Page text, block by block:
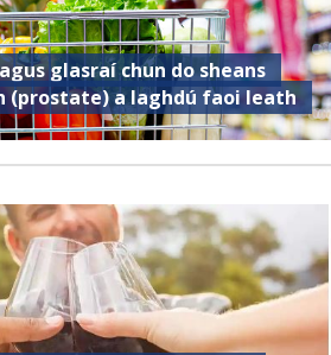
glasraí chun do sheans
(prostate) a laghdú faoi leath